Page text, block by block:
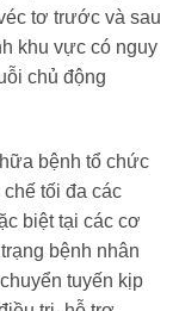
tơ trước và sau
khu vực có nguy
chủ động
bệnh tổ chức
tối đa các
biệt tại các cơ
bệnh nhân
tuyến kịp